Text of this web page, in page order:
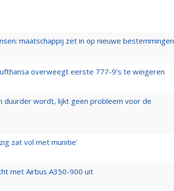
maatschappij zet in op nieuwe bestemmingen
overweegt eerste 777-9’s te weigeren
duurder wordt, lijkt geen probleem voor de
zat vol met munitie'
met Airbus A350-900 uit